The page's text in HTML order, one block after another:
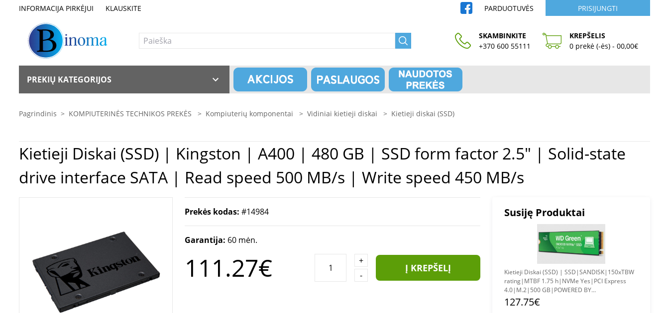
INFORMACIJA PIRKĖJUI KLAUSKITE PARDUOTUVĖS PRISIJUNGTI
SKAMBINKITE
+370 600 55111
KREPŠELIS
0 prekė (-ės) - 00,00€
PREKIŲ KATEGORIJOS
Pagrindinis > KOMPIUTERINĖS TECHNIKOS PREKĖS > Kompiuterių komponentai > Vidiniai kietieji diskai > Kietieji diskai (SSD)
Kietieji Diskai (SSD) | Kingston | A400 | 480 GB | SSD form factor 2.5" | Solid-state
drive interface SATA | Read speed 500 MB/s | Write speed 450 MB/s
Prekės kodas: #14984
Garantija: 60 mėn.
111.27€
+
-
Į KREPŠELĮ
Susiję Produktai
Kietieji Diskai (SSD) | SSD|SANDISK|150xTBW
rating|MTBF 1.75 h|NVMe Yes|PCI Express
4.0|M.2|500 GB|POWERED BY
SANDISK|Green|WDS500G4G0E
127.75€